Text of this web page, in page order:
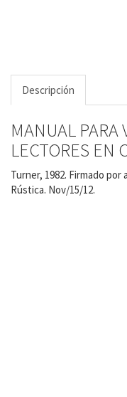
Descripción
MANUAL PARA
LECTORES EN
Turner, 1982. Firmado por
Rústica. Nov/15/12.